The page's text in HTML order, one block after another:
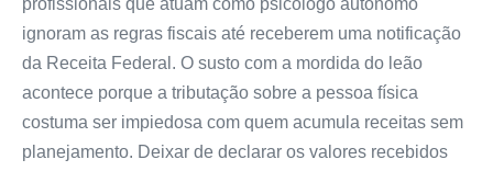
profissionais que atuam como psicólogo autônomo
ignoram as regras fiscais até receberem uma notificação
da Receita Federal. O susto com a mordida do leão
acontece porque a tributação sobre a pessoa física
costuma ser impiedosa com quem acumula receitas sem
planejamento. Deixar de declarar os valores recebidos